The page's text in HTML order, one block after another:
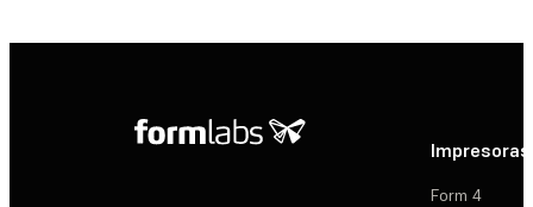
Impresoras
Form 4